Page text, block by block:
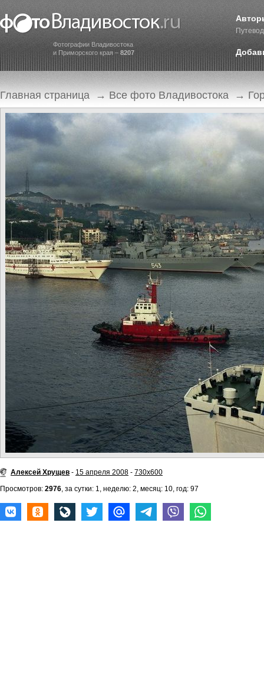
Фотографии Владивостока
и Приморского края – 8207
Главная страница → Все фото Владивостока →
Алексей Хрущев - 15 апреля 2008 - 730x600
Просмотров: 2976, за сутки: 1, неделю: 2, месяц: 10, год: 97